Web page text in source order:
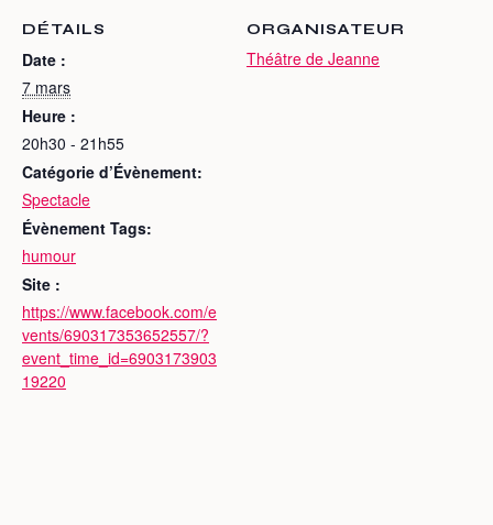
DÉTAILS
Date :
7 mars
Heure :
20h30 - 21h55
Catégorie d’Évènement:
Spectacle
Évènement Tags:
humour
Site :
https://www.facebook.com/e
vents/690317353652557/?
event_time_id=6903173903
19220
ORGANISATEUR
Théâtre de Jeanne